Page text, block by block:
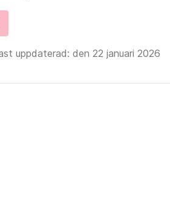
uppdaterad: den 22 januari 2026